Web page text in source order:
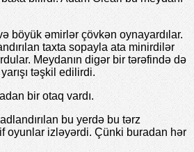
böyük əmirlər çövkən oynayardılar.
taxta sopayla ata minirdilər
Meydanın digər bir tərəfində də
təşkil edilirdi.
bir otaq vardı.
bu yerdə bu tərz
oyunlar izləyərdi. Çünki buradan hər